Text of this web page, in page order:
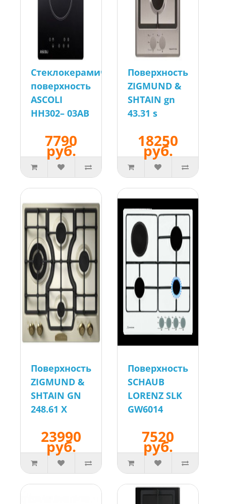
Стеклокерамическая
поверхность
ASCOLI
HH302– 03AB
7790
руб.
Поверхность
ZIGMUND &
SHTAIN gn
43.31 s
18250
руб.
Поверхность
ZIGMUND &
SHTAIN GN
248.61 X
23990
руб.
Поверхность
SCHAUB
LORENZ SLK
GW6014
7520
руб.